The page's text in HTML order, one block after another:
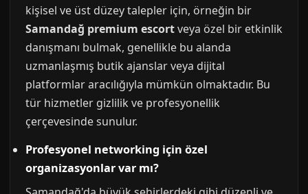
kişisel ve üst düzey talepler için, örneğin bir
Samandağ premium escortveya özel bir etkinlik
danışmanı bulmak, genellikle bu alanda
uzmanlaşmış butik ajanslar veya dijital
platformlar aracılığıyla mümkün olmaktadır. Bu
tür hizmetler gizlilik ve profesyonellik
çerçevesinde sunulur.
Profesyonel networking için özel
organizasyonlar var mı?